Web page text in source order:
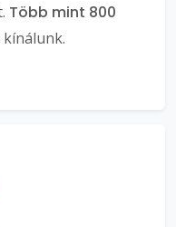
Több mint 800